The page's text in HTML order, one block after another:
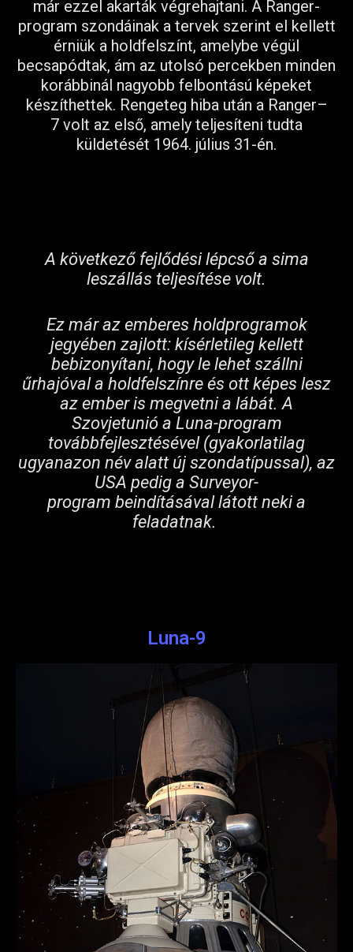
már ezzel akarták végrehajtani. A Ranger-
program szondáinak a tervek szerint el kellett
érniük a holdfelszínt, amelybe végül
becsapódtak, ám az utolsó percekben minden
korábbinál nagyobb felbontású képeket
készíthettek. Rengeteg hiba után a Ranger–
7 volt az első, amely teljesíteni tudta
küldetését 1964. július 31-én.
A következő fejlődési lépcső a sima
leszállás teljesítése volt.
Ez már az emberes holdprogramok
jegyében zajlott: kísérletileg kellett
bebizonyítani, hogy le lehet szállni
űrhajóval a holdfelszínre és ott képes lesz
az ember is megvetni a lábát. A
Szovjetunió a Luna-program
továbbfejlesztésével (gyakorlatilag
ugyanazon név alatt új szondatípussal), az
USA pedig a Surveyor-
program beindításával látott neki a
feladatnak.
Luna-9